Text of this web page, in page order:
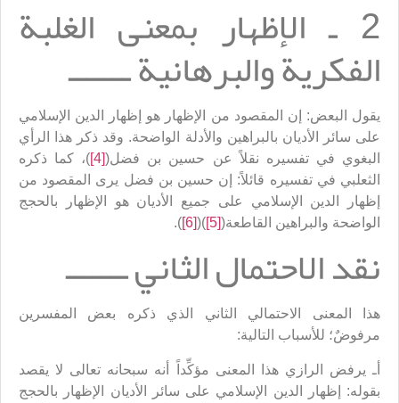
2 ـ الإظهار بمعنى الغلبة
الفكرية والبرهانية ـــــــ
يقول البعض: إن المقصود من الإظهار هو إظهار الدين الإسلامي
على سائر الأديان بالبراهين والأدلة الواضحة. وقد ذكر هذا الرأي
البغوي في تفسيره نقلاً عن حسين بن فضل([4]
)، كما ذكره
الثعلبي في تفسيره قائلاً: إن حسين بن فضل يرى المقصود من
إظهار الدين الإسلامي على جميع الأديان هو الإظهار بالحجج
الواضحة والبراهين القاطعة([5]
)(
[6]
).
نقد الاحتمال الثاني ـــــــ
هذا المعنى الاحتمالي الثاني الذي ذكره بعض المفسرين
مرفوضٌ؛ للأسباب التالية:
أـ يرفض الرازي هذا المعنى مؤكِّداً أنه سبحانه تعالى لا يقصد
بقوله: إظهار الدين الإسلامي على سائر الأديان الإظهار بالحجج